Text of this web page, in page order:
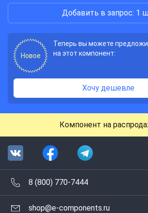
Добавить в запрос: 1
Новое
Теперь вы можете
на этот компонент:
Хочу дешевле
Компонент на
8 (800) 770-7444
shop@e-components.ru